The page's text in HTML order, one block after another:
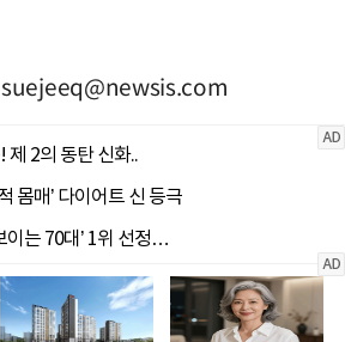
suejeeq@newsis.com